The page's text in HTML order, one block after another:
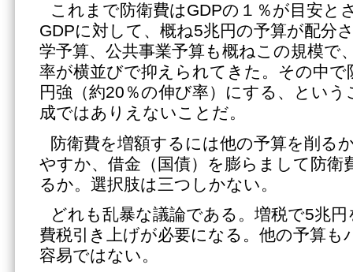
これまで防衛費はGDPの１％が目安と
GDPに対して、概ね5兆円の予算が配分
学予算、公共事業予算も概ねこの規模で
率が横並びで抑えられてきた。その中で
円強（約20％の伸び率）にする、とい
成ではありえないことだ。
防衛費を増額するには他の予算を削る
やすか、借金（国債）を膨らまして防衛
るか。選択肢は三つしかない。
どれも乱暴な議論である。増税で5兆
費税引き上げが必要になる。他の予算も
容易ではない。